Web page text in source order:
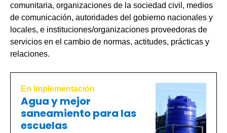
comunitaria, organizaciones de la sociedad civil, medios
de comunicación, autoridades del gobierno nacionales y
locales, e instituciones/organizaciones proveedoras de
servicios en el cambio de normas, actitudes, prácticas y
relaciones.
En Implementación
Agua y mejor
saneamiento para las
escuelas